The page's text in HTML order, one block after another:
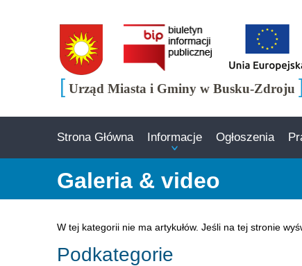
[ Urząd Miasta i Gminy w Busku-Zdroju ]
Strona Główna Informacje Ogłoszenia
Galeria & video
Informacja
W tej kategorii nie ma artykułów. Jeśli na tej stronie
Podkategorie